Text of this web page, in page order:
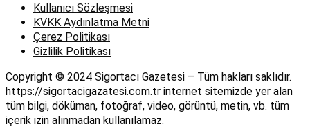
Kullanıcı Sözleşmesi
KVKK Aydınlatma Metni
Çerez Politikası
Gizlilik Politikası
Copyright © 2024 Sigortacı Gazetesi – Tüm hakları saklıdır.
https://sigortacigazatesi.com.tr internet sitemizde yer alan
tüm bilgi, döküman, fotoğraf, video, görüntü, metin, vb. tüm
içerik izin alınmadan kullanılamaz.